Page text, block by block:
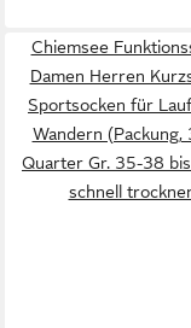
Chiemsee
Damen Herren
Sportsocken für
Wandern (Packung,
Quarter Gr. 35-38
schnell